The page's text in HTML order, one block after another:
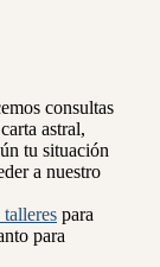
consultas
astral,
tu situación
a nuestro
para
para